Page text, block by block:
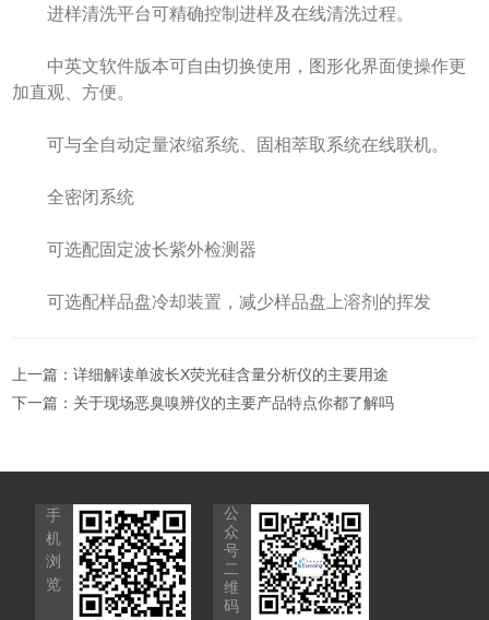
进样清洗平台可精确控制进样及在线清洗过程。
中英文软件版本可自由切换使用，图形化界面使操作更
加直观、方便。
可与全自动定量浓缩系统、固相萃取系统在线联机。
全密闭系统
可选配固定波长紫外检测器
可选配样品盘冷却装置，减少样品盘上溶剂的挥发
上一篇：详细解读单波长X荧光硅含量分析仪的主要用途
下一篇： 关于现场恶臭嗅辨仪的主要产品特点你都了解吗
手
机
浏
览
公
众
号
二
维
码